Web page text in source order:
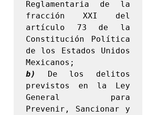
Reglamentaria de la
fracción XXI del
artículo 73 de la
Constitución Política
de los Estados Unidos
b)
De los delitos
previstos en la Ley
General para
Prevenir, Sancionar y